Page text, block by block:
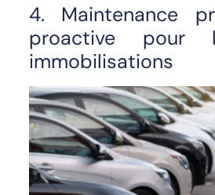
4. Maintenance
proactive pour
immobilisations